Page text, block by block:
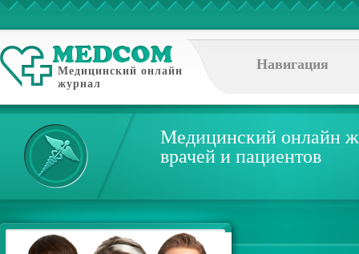
Медицинский онлайн
журнал
Навигация
Медицинский онлайн
врачей и пациентов